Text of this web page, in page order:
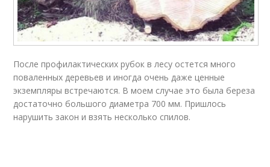
После профилактических рубок в лесу остется много
поваленных деревьев и иногда очень даже ценные
экземпляры встречаются. В моем случае это была береза
достаточно большого диаметра 700 мм. Пришлось
нарушить закон и взять несколько спилов.